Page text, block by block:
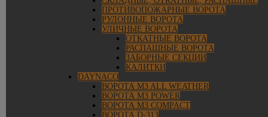
ПРОТИВОПОЖАРНЫЕ ВОРОТА
РУЛОННЫЕ ВОРОТА
УЛИЧНЫЕ ВОРОТА
ОТКАТНЫЕ ВОРОТА
РАСПАШНЫЕ ВОРОТА
ЗАБОРНЫЕ СЕКЦИИ
КАЛИТКИ
DAYNACO
ВОРОТА M3 ALL WEATHER
ВОРОТА M3 POWER
ВОРОТА M3 COMPACT
ВОРОТА D-313